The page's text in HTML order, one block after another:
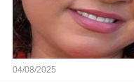
04/08/2025